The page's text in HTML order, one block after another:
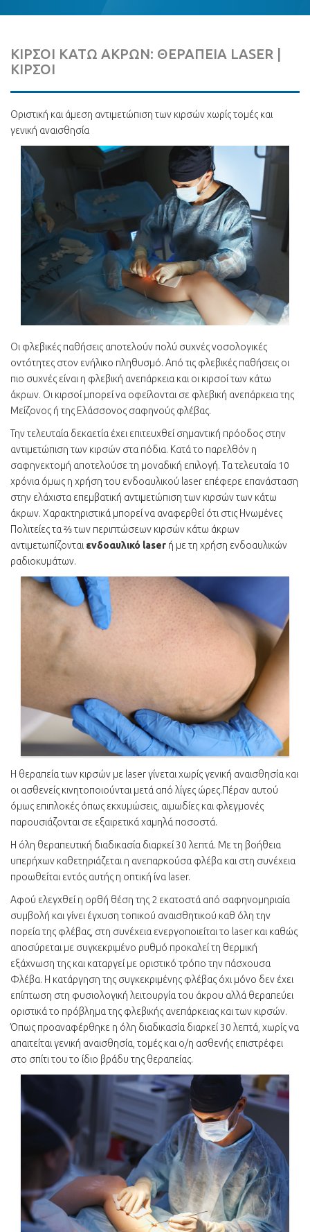
ΚΙΡΣΟΙ ΚΑΤΩ ΑΚΡΩΝ: ΘΕΡΑΠΕΙΑ LASER |
ΚΙΡΣΟΙ
Οριστική και άμεση αντιμετώπιση των κιρσών χωρίς τομές και
γενική αναισθησία
Οι φλεβικές παθήσεις αποτελούν πολύ συχνές νοσολογικές
οντότητες στον ενήλικο πληθυσμό. Από τις φλεβικές παθήσεις οι
πιο συχνές είναι η φλεβική ανεπάρκεια και οι κιρσοί των κάτω
άκρων. Οι κιρσοί μπορεί να οφείλονται σε φλεβική ανεπάρκεια της
Μείζονος ή της Ελάσσονος σαφηνούς φλέβας.
Την τελευταία δεκαετία έχει επιτευχθεί σημαντική πρόοδος στην
αντιμετώπιση των κιρσών στα πόδια. Κατά το παρελθόν η
σαφηνεκτομή αποτελούσε τη μοναδική επιλογή. Τα τελευταία 10
χρόνια όμως η χρήση του ενδοαυλικού laser επέφερε επανάσταση
στην ελάχιστα επεμβατική αντιμετώπιση των κιρσών των κάτω
άκρων. Χαρακτηριστικά μπορεί να αναφερθεί ότι στις Ηνωμένες
Πολιτείες τα ⅔ των περιπτώσεων κιρσών κάτω άκρων
αντιμετωπίζονται ενδοαυλικό laser ή με τη χρήση ενδοαυλικών
ραδιοκυμάτων.
Η θεραπεία των κιρσών με laser γίνεται χωρίς γενική αναισθησία και
οι ασθενείς κινητοποιούνται μετά από λίγες ώρες.Πέραν αυτού
όμως επιπλοκές όπως εκχυμώσεις, αιμωδίες και φλεγμονές
παρουσιάζονται σε εξαιρετικά χαμηλά ποσοστά.
Η όλη θεραπευτική διαδικασία διαρκεί 30 λεπτά. Με τη βοήθεια
υπερήχων καθετηριάζεται η ανεπαρκούσα φλέβα και στη συνέχεια
προωθείται εντός αυτής η οπτική ίνα laser.
Αφού ελεγχθεί η ορθή θέση της 2 εκατοστά από σαφηνομηριαία
συμβολή και γίνει έγχυση τοπικού αναισθητικού καθ όλη την
πορεία της φλέβας, στη συνέχεια ενεργοποιείται το laser και καθώς
αποσύρεται με συγκεκριμένο ρυθμό προκαλεί τη θερμική
εξάχνωση της και καταργεί με οριστικό τρόπο την πάσχουσα
Φλέβα. Η κατάργηση της συγκεκριμένης φλέβας όχι μόνο δεν έχει
επίπτωση στη φυσιολογική λειτουργία του άκρου αλλά θεραπεύει
οριστικά το πρόβλημα της φλεβικής ανεπάρκειας και των κιρσών.
Όπως προαναφέρθηκε η όλη διαδικασία διαρκεί 30 λεπτά, χωρίς να
απαιτείται γενική αναισθησία, τομές και ο/η ασθενής επιστρέφει
στο σπίτι του το ίδιο βράδυ της θεραπείας.